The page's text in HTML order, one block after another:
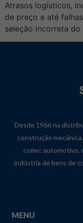
Atrasos logísticos,
de preço e até
seleção incorreta
Desde 1966 na
construção
como: automotivo,
indústria de bens de
MENU